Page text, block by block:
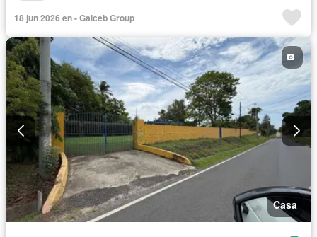
18 jun 2026 en - Galceb Group
Casa